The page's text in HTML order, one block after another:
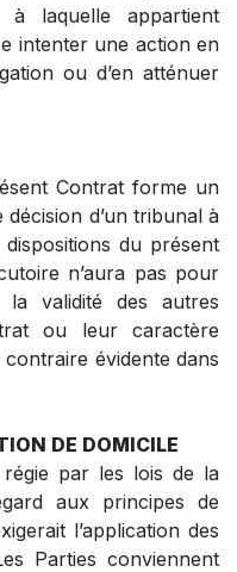
à laquelle appartient
intenter une action en
ou d’en atténuer
Contrat forme un
d’un tribunal à
dispositions du présent
n’aura pas pour
validité des autres
ou leur caractère
évidente dans
DE DOMICILE
par les lois de la
aux principes de
l’application des
Parties conviennent